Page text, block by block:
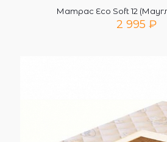
Матрас Eco Soft 12
2 995 ₽